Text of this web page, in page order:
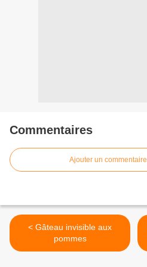
Commentaires
Ajouter un commentaire
< Gâteau invisible aux
pommes